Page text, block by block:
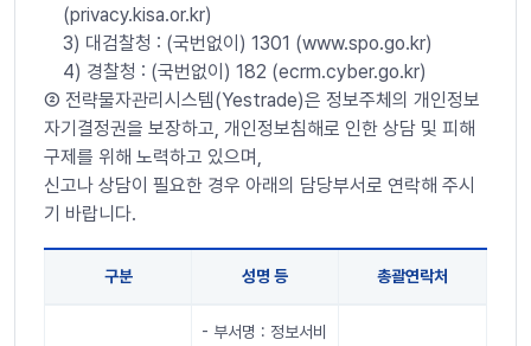
(privacy.kisa.or.kr)
3) 대검찰청 : (국번없이) 1301 (www.spo.go.kr)
4) 경찰청 : (국번없이) 182 (ecrm.cyber.go.kr)
➁ 전략물자관리시스템(Yestrade)은 정보주체의 개인정보
자기결정권을 보장하고, 개인정보침해로 인한 상담 및 피해
구제를 위해 노력하고 있으며,
신고나 상담이 필요한 경우 아래의 담당부서로 연락해 주시
기 바랍니다.
구분 성명 등 총괄연락처
- 부서명 : 정보서비